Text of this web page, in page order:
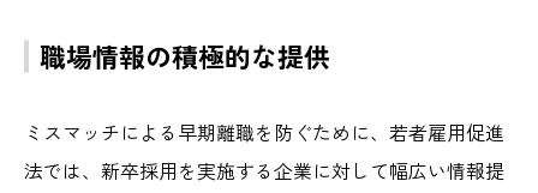
職場情報の積極的な提供
ミスマッチによる早期離職を防ぐために、若者雇用促進
法では、新卒採用を実施する企業に対して幅広い情報提